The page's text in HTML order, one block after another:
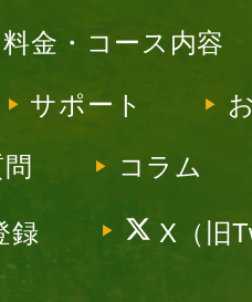
料金・コース内容
サポート
コラム
録 X（旧